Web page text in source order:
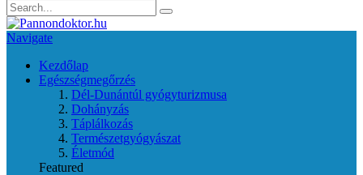
Navigate
Kezdőlap
Egészségmegőrzés
Dél-Dunántúl gyógyturizmusa
Dohányzás
Táplálkozás
Természetgyógyászat
Életmód
Featured